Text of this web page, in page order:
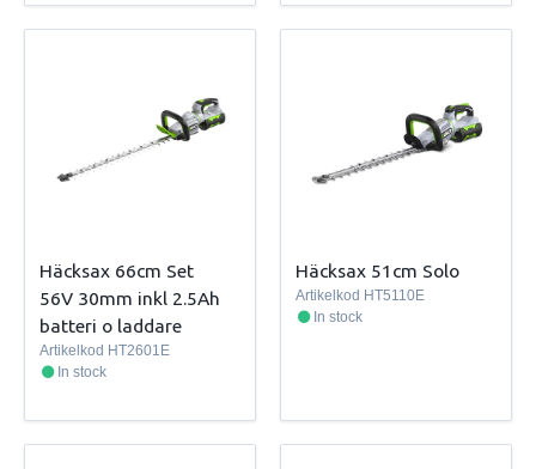
Häcksax 66cm Set
56V 30mm inkl 2.5Ah
batteri o laddare
Artikelkod HT2601E
In stock
Häcksax 51cm Solo
Artikelkod HT5110E
In stock